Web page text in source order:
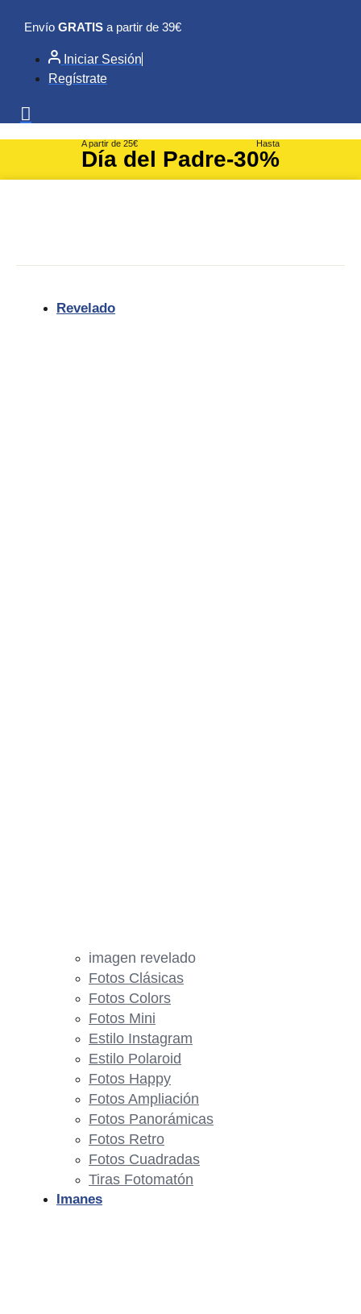
contenido
Envío GRATIS a partir de 39€
Iniciar Sesión
Regístrate
A partir de 25€
Día del Padre
Hasta
-30%
Revelado
imagen revelado
Fotos Clásicas
Fotos Colors
Fotos Mini
Estilo Instagram
Estilo Polaroid
Fotos Happy
Fotos Ampliación
Fotos Panorámicas
Fotos Retro
Fotos Cuadradas
Tiras Fotomatón
Imanes